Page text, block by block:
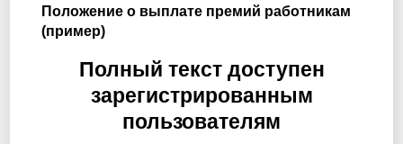
Положение о выплате премий работникам
(пример)
Полный текст доступен
зарегистрированным
пользователям